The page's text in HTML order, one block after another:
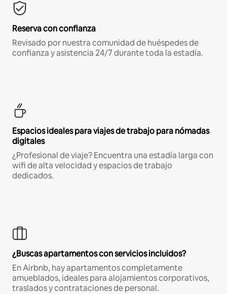
Reserva con confianza
Revisado por nuestra comunidad de huéspedes de
confianza y asistencia 24/7 durante toda la estadía.
Espacios ideales para viajes de trabajo para nómadas
digitales
¿Profesional de viaje? Encuentra una estadía larga con
wifi de alta velocidad y espacios de trabajo
dedicados.
¿Buscas apartamentos con servicios incluidos?
En Airbnb, hay apartamentos completamente
amueblados, ideales para alojamientos corporativos,
traslados y contrataciones de personal.